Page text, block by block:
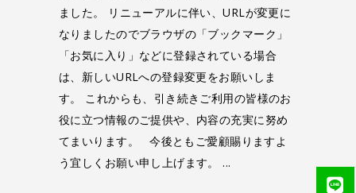
ました。 リニューアルに伴い、URLが変更に
なりましたのでブラウザの「ブックマーク」
「お気に入り」などに登録されている場合
は、新しいURLへの登録変更をお願いしま
す。 これからも、引き続きご利用の皆様のお
役に立つ情報のご提供や、内容の充実に努め
てまいります。 今後ともご愛顧賜りますよ
う宜しくお願い申し上げます。